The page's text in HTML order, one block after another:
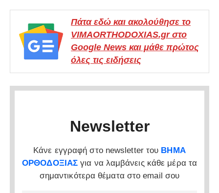
Πάτα εδώ και ακολούθησε το
VIMAORTHODOXIAS.gr στο
Google News και μάθε πρώτος
όλες τις ειδήσεις
Newsletter
Κάνε εγγραφή στο newsletter του ΒΗΜΑ
ΟΡΘΟΔΟΞΙΑΣ για να λαμβάνεις κάθε μέρα τα
σημαντικότερα θέματα στο email σου